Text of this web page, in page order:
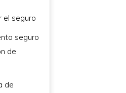
el seguro
seguro
de
de